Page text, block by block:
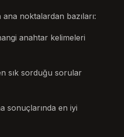
noktalardan bazıları:
anahtar kelimeleri
sık sorduğu sorular
sonuçlarında en iyi